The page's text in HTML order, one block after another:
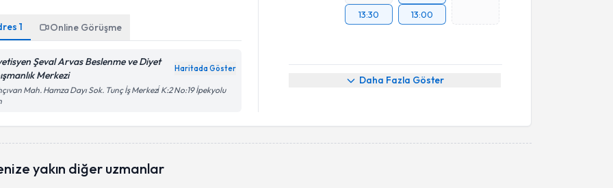
1 Online Görüşme
Şeval Arvas Beslenme ve Diyet
Merkezi
Haritada Göster
Mah. Hamza Dayı Sok. Tunç İş Merkezi̇ K:2 No:19 İpekyolu
13:30
13:00
Daha Fazla Göster
yakın diğer uzmanlar